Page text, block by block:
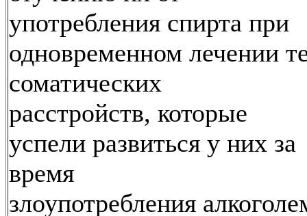
употребления спирта при
одновременном лечении
соматических
расстройств, которые
успели развиться у них за
время
злоупотребления